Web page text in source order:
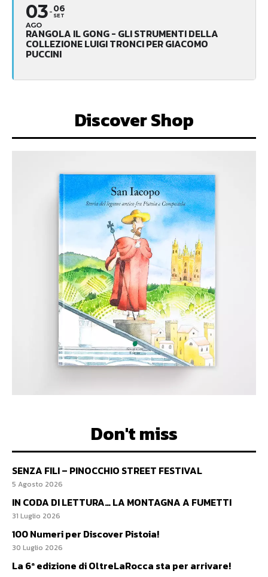
03
AGO
06
SET
RANGOLA IL GONG - GLI STRUMENTI DELLA
COLLEZIONE LUIGI TRONCI PER GIACOMO
PUCCINI
Discover Shop
Don't miss
SENZA FILI – PINOCCHIO STREET FESTIVAL
5 Agosto 2026
IN CODA DI LETTURA… LA MONTAGNA A FUMETTI
31 Luglio 2026
100 Numeri per Discover Pistoia!
30 Luglio 2026
La 6ª edizione di OltreLaRocca sta per arrivare!